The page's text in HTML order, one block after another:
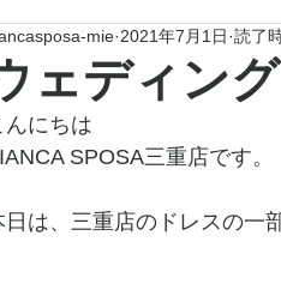
ドレス小物 アクセサ
ェディン
mie 2021年7月1日 読了
んにちは
SPOSA三重店です。
日は、三重店のドレスの一